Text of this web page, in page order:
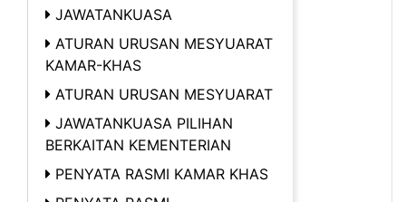
JAWATANKUASA
ATURAN URUSAN MESYUARAT
KAMAR-KHAS
ATURAN URUSAN MESYUARAT
JAWATANKUASA PILIHAN
BERKAITAN KEMENTERIAN
PENYATA RASMI KAMAR KHAS